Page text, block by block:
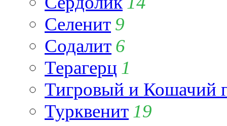
Селенит 9
Содалит 6
Терагерц 1
Тигровый и Кошачий
Турквенит 19